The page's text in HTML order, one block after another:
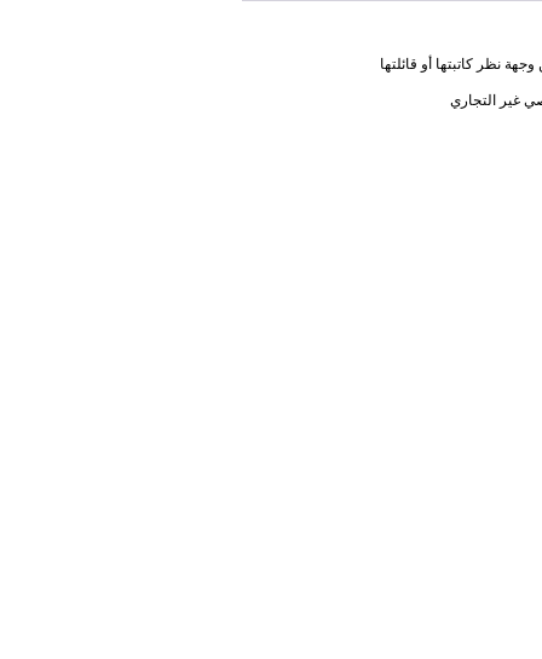
نظر كاتبتها أو قائلتها
غير التجاري